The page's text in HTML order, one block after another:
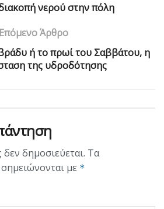
νερού στην πόλη
Επόμενο Άρθρο
ή το πρωί του Σαββάτου, η
της υδροδότησης
δημοσιεύεται. Τα
με *